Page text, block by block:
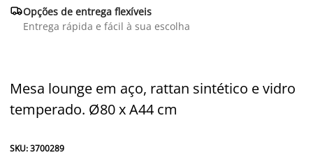
Opções de entrega flexíveis
Entrega rápida e fácil à sua escolha
Mesa lounge em aço, rattan sintético e vidro
temperado. Ø80 x A44 cm
SKU: 3700289